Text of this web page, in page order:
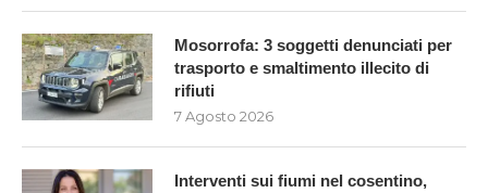
Mosorrofa: 3 soggetti denunciati per
trasporto e smaltimento illecito di
rifiuti
7 Agosto 2026
Interventi sui fiumi nel cosentino,